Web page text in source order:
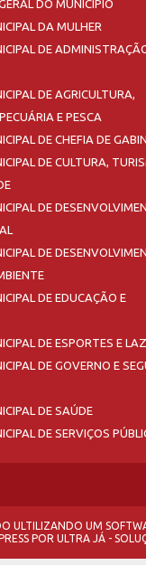
DO MUNICÍPIO
DA MULHER
DE
DE AGRICULTURA,
E PESCA
DE CHEFIA DE
DE CULTURA,
DE
DE
DE EDUCAÇÃO E
DE ESPORTES E
DE GOVERNO E
DE SAÚDE
DE SERVIÇOS
ULTILIZANDO UM
POR ULTRA JÁ -